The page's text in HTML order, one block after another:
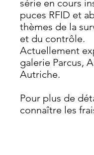
série en cours
puces RFID et
thèmes de la
et du contrôle.
Actuellement
galerie Parcus,
Autriche.
Pour plus de
connaître les